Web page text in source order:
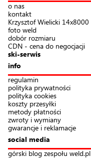
o nas
kontakt
Krzysztof Wielicki 14x8000
foto weld
dobór rozmiaru
CDN - cena do negocjacji
ski-serwis
info
regulamin
polityka prywatności
polityka cookies
koszty przesyłki
metody płatności
zwroty i wymiany
gwarancje i reklamacje
social media
górski blog zespołu weld.pl